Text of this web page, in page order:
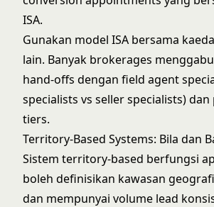
ISA.
Gunakan model ISA bersama
lain. Banyak brokerages
hand-offs dengan field agent
specialists vs seller specialists)
tiers.
Territory-Based Systems: Bila dan
Sistem territory-based berfungsi
boleh definisikan kawasan
dan mempunyai volume lead